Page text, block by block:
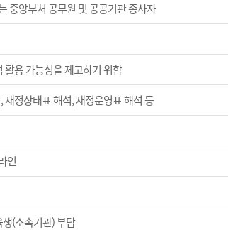
중앙부처 공무원 및 공공기관 종사자
활용 가능성을 제고하기 위함
정상태표 해석, 재정운영표 해석 등
인
(소속기관) 부담